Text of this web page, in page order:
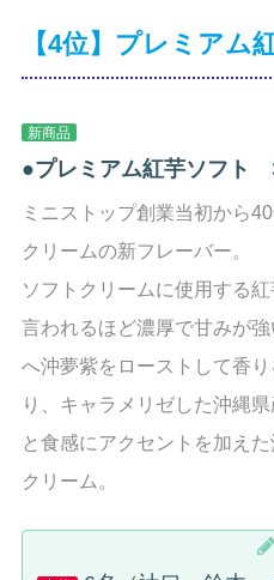
【4位】プレミアム
新商品
●プレミアム紅芋ソフト
ミニストップ創業当初から
クリームの新フレーバー。
ソフトクリームに使用する
言われるほど濃厚で甘みが強
へ沖夢紫をローストして香
り、キャラメリゼした沖縄
と食感にアクセントを加え
クリーム。